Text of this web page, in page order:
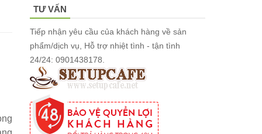
TƯ VẤN
Tiếp nhận yêu cầu của khách hàng về sản
phẩm/dịch vụ, Hỗ trợ nhiệt tình - tận tình
24/24: 0901438178.